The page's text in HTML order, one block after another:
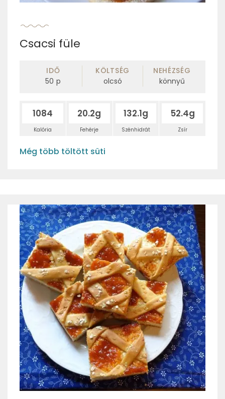
Csacsi füle
IDŐ
50 p
KÖLTSÉG
olcsó
NEHÉZSÉG
könnyű
1084
Kalória
20.2g
Fehérje
132.1g
Szénhidrát
52.4g
Zsír
Még több töltött süti